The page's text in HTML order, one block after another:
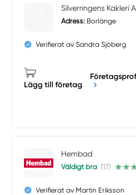
Silverringens Kakleri
Adress: Borlänge
Verifierat av Sandra Sjöberg
Lägg till företag
Hembad
Väldigt bra (17)
Verifierat av Martin Eriksson